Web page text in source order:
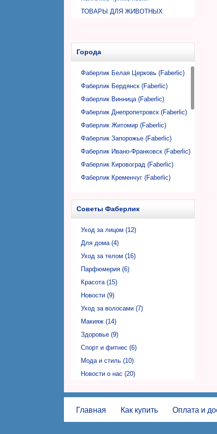
мужчин
Кондиционеры для стирки
Пятновыводители
Гели для стирки
Аксессуары для стирки
Автомобильная косметика и
аксессуары
дома
Товары ДЭНАС
Напитки, фиточаи
ТОВАРЫ ДЛЯ ЖИВОТНЫХ
Города
Фаберлик Белая Церковь (Faberlic)
Фаберлик Бердянск (Faberlic)
Фаберлик Винница (Faberlic)
Фаберлик Днепропетровск (Faberlic)
Фаберлик Житомир (Faberlic)
Фаберлик Запорожье (Faberlic)
Фаберлик Ивано-Франковск (Faberlic)
Фаберлик Кировоград (Faberlic)
Фаберлик Кременчуг (Faberlic)
Фаберлик Николаев (Faberlic)
Фаберлик Никополь (Faberlic)
Фаберлик Одесса (Faberlic)
Фаберлик Полтава (Faberlic)
Фаберлик Ровно (Faberlic)
Фаберлик Сумы (Faberlic)
Фаберлик Тернополь (Faberlic)
Фаберлик Ужгород (Faberlic)
Фаберлик Харьков (Faberlic)
Фаберлик Херсон (Faberlic)
Фаберлик Хмельницкий (Faberlic)
Фаберлик Черкассы (Faberlic)
Фаберлик Черновцы (Faberlic)
Советы Фаберлик
Уход за лицом (12)
Для дома (4)
Уход за телом (16)
Парфюмерия (6)
Красота (15)
Новости (9)
Уход за волосами (7)
Макияж (14)
Здоровье (9)
Спорт и фитнес (6)
Мода и стиль (10)
Новости о нас (20)
Главная Как купить Оплата и